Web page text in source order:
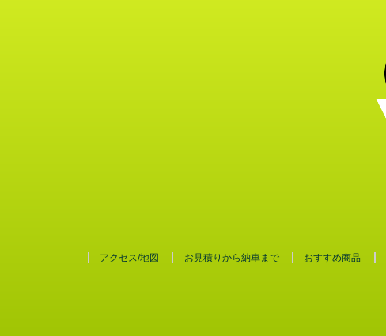
アクセス/地図 お見積りから納車まで おすすめ商品